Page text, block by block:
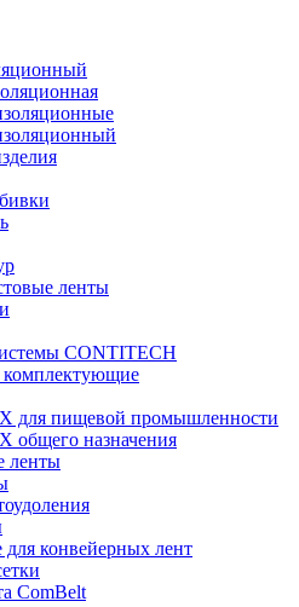
ленты
CONTITECH
для пищевой промышленности
назначения
ленты
конвейерных лент
ComBelt